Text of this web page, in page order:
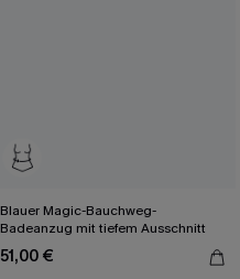
Blauer Magic-Bauchweg-
Badeanzug mit tiefem Ausschnitt
51,00 €